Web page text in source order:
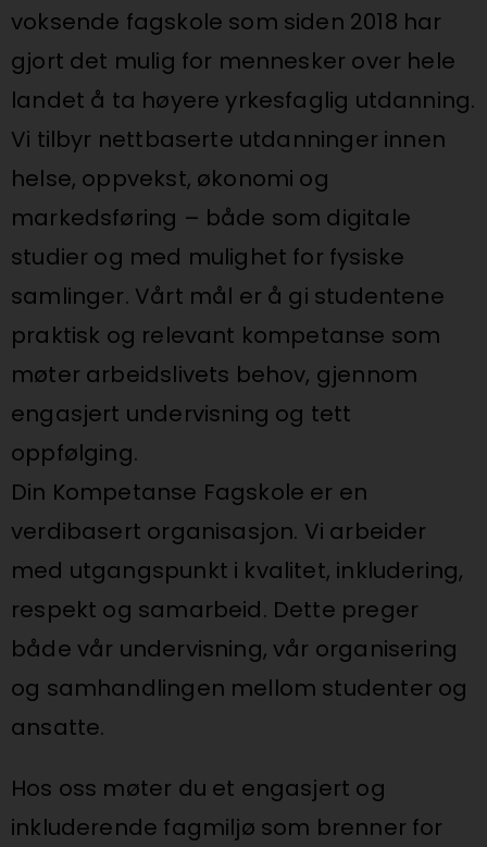
voksende fagskole som siden 2018 har
gjort det mulig for mennesker over hele
landet å ta høyere yrkesfaglig utdanning.
Vi tilbyr nettbaserte utdanninger innen
helse, oppvekst, økonomi og
markedsføring – både som digitale
studier og med mulighet for fysiske
samlinger. Vårt mål er å gi studentene
praktisk og relevant kompetanse som
møter arbeidslivets behov, gjennom
engasjert undervisning og tett
oppfølging.
Din Kompetanse Fagskole er en
verdibasert organisasjon. Vi arbeider
med utgangspunkt i kvalitet, inkludering,
respekt og samarbeid. Dette preger
både vår undervisning, vår organisering
og samhandlingen mellom studenter og
ansatte.
Hos oss møter du et engasjert og
inkluderende fagmiljø som brenner for